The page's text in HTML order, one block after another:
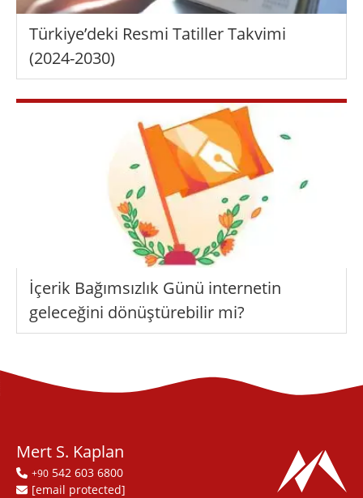
Türkiye’deki Resmi Tatiller Takvimi
(2024-2030)
İçerik Bağımsızlık Günü internetin
geleceğini dönüştürebilir mi?
Mert S. Kaplan
+90 542 603 6800
[email protected]